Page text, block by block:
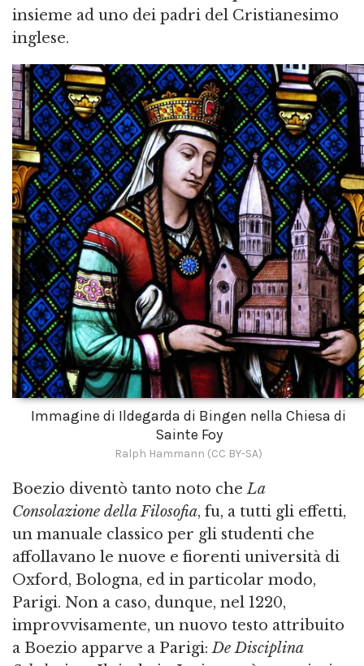
insieme ad uno dei padri del Cristianesimo
inglese.
Immagine di Ildegarda di Bingen nella Chiesa di
Sainte Foy
Ralph Hammann (CC BY-SA)
Boezio diventò tanto noto cheLa
Consolazione della Filosofia, fu, a tutti gli effetti,
un manuale classico per gli studenti che
affollavano le nuove e fiorenti università di
Oxford, Bologna, ed in particolar modo,
Parigi. Non a caso, dunque, nel 1220,
improvvisamente, un nuovo testo attribuito
a Boezio apparve a Parigi:De Disciplina